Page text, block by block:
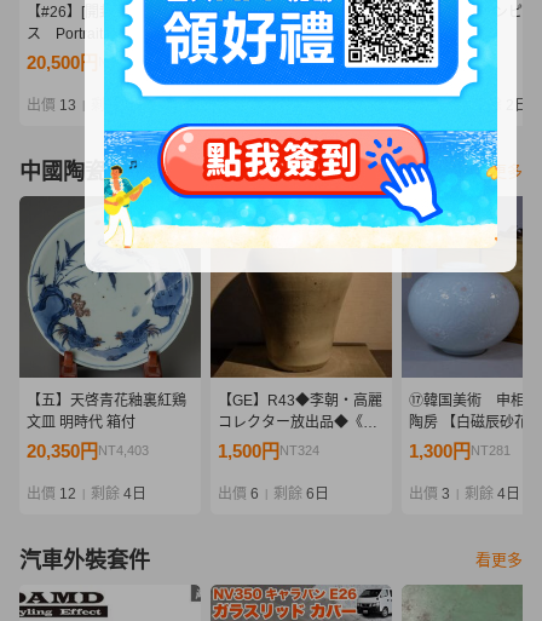
【#26】[開封品]メガハウ
ス Portrait.Of.Pirates
P.O.P WA-MAXIMUM
百獣のカイドウ
20,500円 NT4,436
出價 13 1日
09/A370★ワンピース
Grandista -
MONKEY.D.LUFFY
GEAR5-Ⅲ モンキー・
D・ルフィ ギア5★フィ
ギュア★ニカ★バンダイ
★プライズ★未開封品
1,105円NT239
09/A366★ワンピー
Grandista -
マーシャル・D・テ
チ★黒ひげ★フィギ
ズ★未開封品
670円 NT144
2日
中國陶瓷器 看更多
【五】天啓青花釉裏紅鶏
文皿 明時代 箱付
20,350円 NT4,403
出價 12 剩餘 4日
【GE】R43◆李朝・高麗
コレクター放出品◆《大
名品》時代 李朝白磁壺/中
国 壷 骨董品 時代品 美術
1,500円 NT324
出價 6 剩餘 6日
⑰韓国美術 申相浩
陶房 【白磁辰砂花
壺】共箱 検/楽善斎
1,300円 NT281
出價 3 剩餘 4日
汽車外裝套件 看更多